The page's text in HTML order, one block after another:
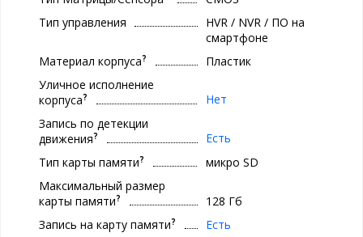
Тип управления
HVR / NVR / ПО на
смартфоне
Материал корпуса?
Пластик
Уличное исполнение
корпуса?
Нет
Запись по детекции
движения?
Есть
Тип карты памяти?
микро SD
Максимальный размер
карты памяти?
128 Гб
Запись на карту памяти?
Есть